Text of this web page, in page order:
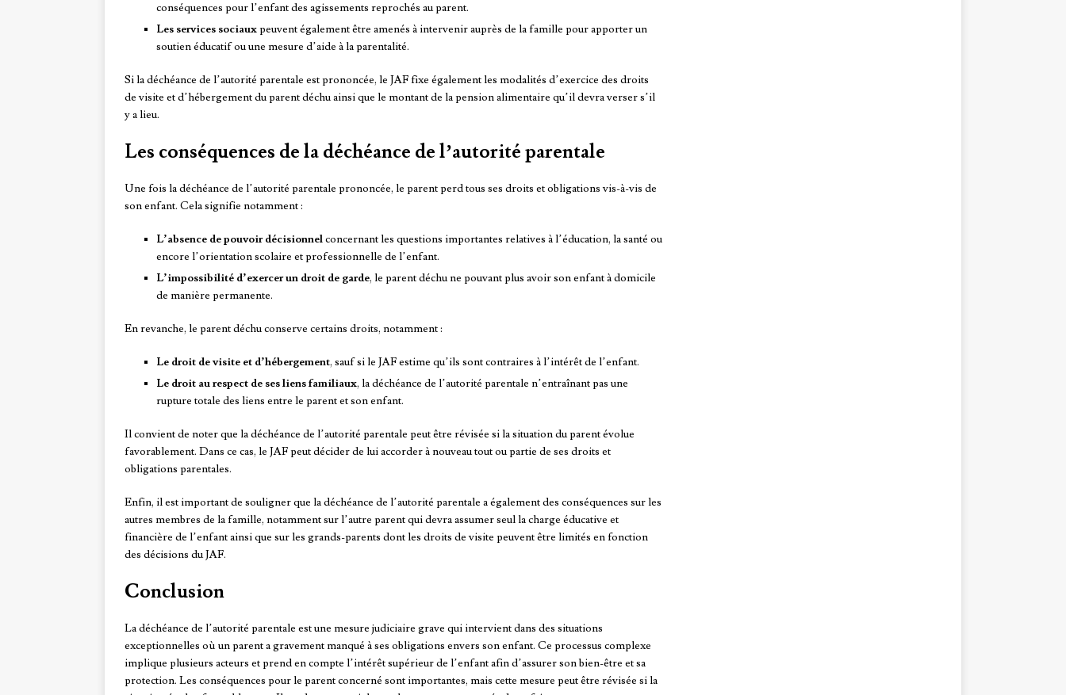
conséquences pour l’enfant des agissements reprochés au parent.
Les services sociauxpeuvent également être amenés à intervenir auprès de la famille pour apporter un
soutien éducatif ou une mesure d’aide à la parentalité.
Si la déchéance de l’autorité parentale est prononcée, le JAF fixe également les modalités d’exercice des droits
de visite et d’hébergement du parent déchu ainsi que le montant de la pension alimentaire qu’il devra verser s’il
y a lieu.
Les conséquences de la déchéance de l’autorité parentale
Une fois la déchéance de l’autorité parentale prononcée, le parent perd tous ses droits et obligations vis-à-vis de
son enfant. Cela signifie notamment :
L’absence de pouvoir décisionnelconcernant les questions importantes relatives à l’éducation, la santé ou
encore l’orientation scolaire et professionnelle de l’enfant.
L’impossibilité d’exercer un droit de garde, le parent déchu ne pouvant plus avoir son enfant à domicile
de manière permanente.
En revanche, le parent déchu conserve certains droits, notamment :
Le droit de visite et d’hébergement, sauf si le JAF estime qu’ils sont contraires à l’intérêt de l’enfant.
Le droit au respect de ses liens familiaux, la déchéance de l’autorité parentale n’entraînant pas une
rupture totale des liens entre le parent et son enfant.
Il convient de noter que la déchéance de l’autorité parentale peut être révisée si la situation du parent évolue
favorablement. Dans ce cas, le JAF peut décider de lui accorder à nouveau tout ou partie de ses droits et
obligations parentales.
Enfin, il est important de souligner que la déchéance de l’autorité parentale a également des conséquences sur les
autres membres de la famille, notamment sur l’autre parent qui devra assumer seul la charge éducative et
financière de l’enfant ainsi que sur les grands-parents dont les droits de visite peuvent être limités en fonction
des décisions du JAF.
Conclusion
La déchéance de l’autorité parentale est une mesure judiciaire grave qui intervient dans des situations
exceptionnelles où un parent a gravement manqué à ses obligations envers son enfant. Ce processus complexe
implique plusieurs acteurs et prend en compte l’intérêt supérieur de l’enfant afin d’assurer son bien-être et sa
protection. Les conséquences pour le parent concerné sont importantes, mais cette mesure peut être révisée si la